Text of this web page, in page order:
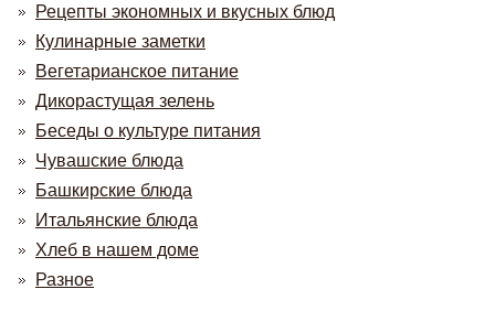
Рецепты экономных и вкусных блюд
Кулинарные заметки
Вегетарианское питание
Дикорастущая зелень
Беседы о культуре питания
Чувашские блюда
Башкирские блюда
Итальянские блюда
Хлеб в нашем доме
Разное